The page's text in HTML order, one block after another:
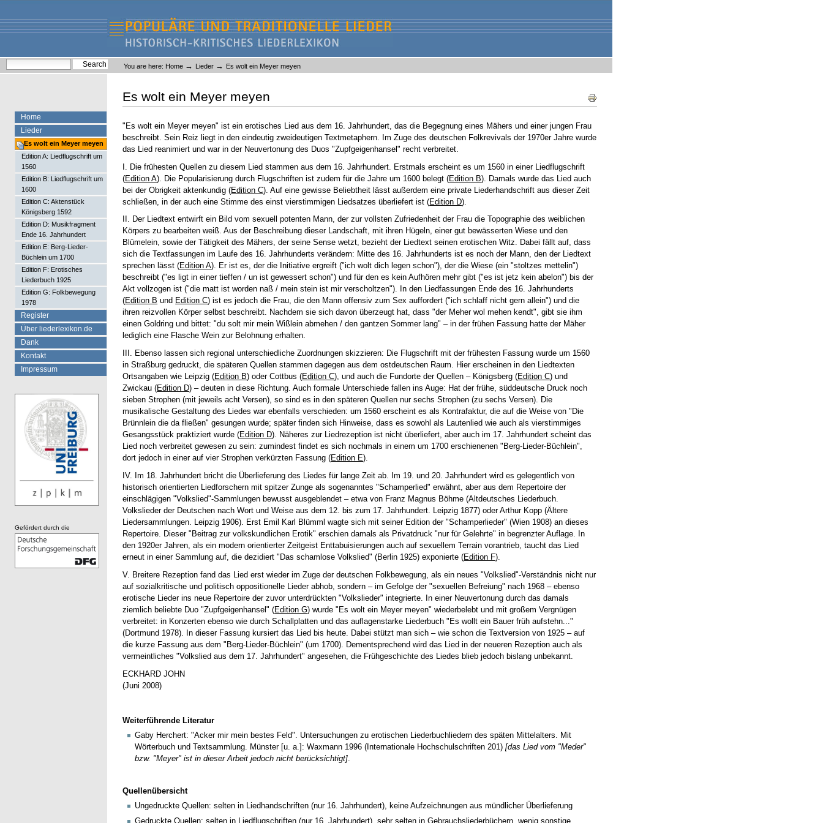
content.
navigation
Liederlexikon
Personal
tools
You are here: Home → Lieder → Es wolt ein Meyer meyen
Document
Actions
Es wolt ein Meyer meyen
"Es wolt ein Meyer meyen" ist ein erotisches Lied aus dem 16. Jahrhundert, das die Begegnung eines Mähers und einer jungen Frau
beschreibt. Sein Reiz liegt in den eindeutig zweideutigen Textmetaphern. Im Zuge des deutschen Folkrevivals der 1970er Jahre wurde
das Lied reanimiert und war in der Neuvertonung des Duos "Zupfgeigenhansel" recht verbreitet.
I. Die frühesten Quellen zu diesem Lied stammen aus dem 16. Jahrhundert. Erstmals erscheint es um 1560 in einer Liedflugschrift
(Edition A). Die Popularisierung durch Flugschriften ist zudem für die Jahre um 1600 belegt (Edition B). Damals wurde das Lied auch
bei der Obrigkeit aktenkundig (Edition C). Auf eine gewisse Beliebtheit lässt außerdem eine private Liederhandschrift aus dieser Zeit
schließen, in der auch eine Stimme des einst vierstimmigen Liedsatzes überliefert ist (Edition D).
II. Der Liedtext entwirft ein Bild vom sexuell potenten Mann, der zur vollsten Zufriedenheit der Frau die Topographie des weiblichen
Körpers zu bearbeiten weiß. Aus der Beschreibung dieser Landschaft, mit ihren Hügeln, einer gut bewässerten Wiese und den
Blümelein, sowie der Tätigkeit des Mähers, der seine Sense wetzt, bezieht der Liedtext seinen erotischen Witz. Dabei fällt auf, dass
sich die Textfassungen im Laufe des 16. Jahrhunderts verändern: Mitte des 16. Jahrhunderts ist es noch der Mann, den der Liedtext
sprechen lässt (Edition A). Er ist es, der die Initiative ergreift ("ich wolt dich legen schon"), der die Wiese (ein "stoltzes mettelin")
beschreibt ("es ligt in einer tieffen / un ist gewessert schon") und für den es kein Aufhören mehr gibt ("es ist jetz kein abelon") bis der
Akt vollzogen ist ("die matt ist worden naß / mein stein ist mir verscholtzen"). In den Liedfassungen Ende des 16. Jahrhunderts
(Edition B und Edition C) ist es jedoch die Frau, die den Mann offensiv zum Sex auffordert ("ich schlaff nicht gern allein") und die
ihren reizvollen Körper selbst beschreibt. Nachdem sie sich davon überzeugt hat, dass "der Meher wol mehen kendt", gibt sie ihm
einen Goldring und bittet: "du solt mir mein Wißlein abmehen / den gantzen Sommer lang" – in der frühen Fassung hatte der Mäher
lediglich eine Flasche Wein zur Belohnung erhalten.
III. Ebenso lassen sich regional unterschiedliche Zuordnungen skizzieren: Die Flugschrift mit der frühesten Fassung wurde um 1560
in Straßburg gedruckt, die späteren Quellen stammen dagegen aus dem ostdeutschen Raum. Hier erscheinen in den Liedtexten
Ortsangaben wie Leipzig (Edition B) oder Cottbus (Edition C), und auch die Fundorte der Quellen – Königsberg (Edition C) und
Zwickau (Edition D) – deuten in diese Richtung. Auch formale Unterschiede fallen ins Auge: Hat der frühe, süddeutsche Druck noch
sieben Strophen (mit jeweils acht Versen), so sind es in den späteren Quellen nur sechs Strophen (zu sechs Versen). Die
musikalische Gestaltung des Liedes war ebenfalls verschieden: um 1560 erscheint es als Kontrafaktur, die auf die Weise von "Die
Brünnlein die da fließen" gesungen wurde; später finden sich Hinweise, dass es sowohl als Lautenlied wie auch als vierstimmiges
Gesangsstück praktiziert wurde (Edition D). Näheres zur Liedrezeption ist nicht überliefert, aber auch im 17. Jahrhundert scheint das
Lied noch verbreitet gewesen zu sein: zumindest findet es sich nochmals in einem um 1700 erschienenen "Berg-Lieder-Büchlein",
dort jedoch in einer auf vier Strophen verkürzten Fassung (Edition E).
IV. Im 18. Jahrhundert bricht die Überlieferung des Liedes für lange Zeit ab. Im 19. und 20. Jahrhundert wird es gelegentlich von
historisch orientierten Liedforschern mit spitzer Zunge als sogenanntes "Schamperlied" erwähnt, aber aus dem Repertoire der
einschlägigen "Volkslied"-Sammlungen bewusst ausgeblendet – etwa von Franz Magnus Böhme (Altdeutsches Liederbuch.
Volkslieder der Deutschen nach Wort und Weise aus dem 12. bis zum 17. Jahrhundert. Leipzig 1877) oder Arthur Kopp (Ältere
Liedersammlungen. Leipzig 1906). Erst Emil Karl Blümml wagte sich mit seiner Edition der "Schamperlieder" (Wien 1908) an dieses
Repertoire. Dieser "Beitrag zur volkskundlichen Erotik" erschien damals als Privatdruck "nur für Gelehrte" in begrenzter Auflage. In
den 1920er Jahren, als ein modern orientierter Zeitgeist Enttabuisierungen auch auf sexuellem Terrain vorantrieb, taucht das Lied
erneut in einer Sammlung auf, die dezidiert "Das schamlose Volkslied" (Berlin 1925) exponierte (Edition F).
V. Breitere Rezeption fand das Lied erst wieder im Zuge der deutschen Folkbewegung, als ein neues "Volkslied"-Verständnis nicht nur
auf sozialkritische und politisch oppositionelle Lieder abhob, sondern – im Gefolge der "sexuellen Befreiung" nach 1968 – ebenso
erotische Lieder ins neue Repertoire der zuvor unterdrückten "Volkslieder" integrierte. In einer Neuvertonung durch das damals
ziemlich beliebte Duo "Zupfgeigenhansel" (Edition G) wurde "Es wolt ein Meyer meyen" wiederbelebt und mit großem Vergnügen
verbreitet: in Konzerten ebenso wie durch Schallplatten und das auflagenstarke Liederbuch "Es wollt ein Bauer früh aufstehn..."
(Dortmund 1978). In dieser Fassung kursiert das Lied bis heute. Dabei stützt man sich – wie schon die Textversion von 1925 – auf
die kurze Fassung aus dem "Berg-Lieder-Büchlein" (um 1700). Dementsprechend wird das Lied in der neueren Rezeption auch als
vermeintliches "Volkslied aus dem 17. Jahrhundert" angesehen, die Frühgeschichte des Liedes blieb jedoch bislang unbekannt.
ECKHARD JOHN
(Juni 2008)
Weiterführende Literatur
Gaby Herchert: "Acker mir mein bestes Feld". Untersuchungen zu erotischen Liederbuchliedern des späten Mittelalters. Mit
Wörterbuch und Textsammlung. Münster [u. a.]: Waxmann 1996 (Internationale Hochschulschriften 201) [das Lied vom "Meder"
bzw. "Meyer" ist in dieser Arbeit jedoch nicht berücksichtigt].
Quellenübersicht
Ungedruckte Quellen: selten in Liedhandschriften (nur 16. Jahrhundert), keine Aufzeichnungen aus mündlicher Überlieferung
Gedruckte Quellen: selten in Liedflugschriften (nur 16. Jahrhundert), sehr selten in Gebrauchsliederbüchern, wenig sonstige
Home
Lieder
Es wolt ein Meyer meyen
Edition A: Liedflugschrift um
1560
Edition B: Liedflugschrift um
1600
Edition C: Aktenstück
Königsberg 1592
Edition D: Musikfragment
Ende 16. Jahrhundert
Edition E: Berg-Lieder-
Büchlein um 1700
Edition F: Erotisches
Liederbuch 1925
Edition G: Folkbewegung
1978
Register
Über liederlexikon.de
Dank
Kontakt
Impressum
Gefördert durch die